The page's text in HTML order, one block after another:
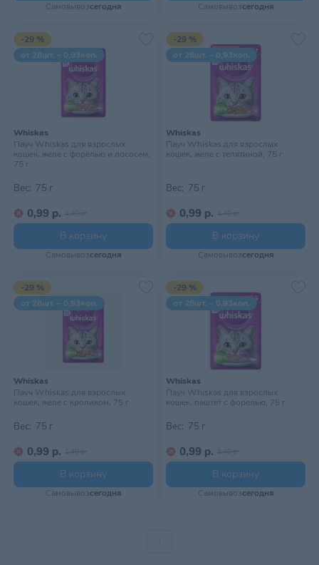
Самовывозсегодня Самовывозсегодня
-29 %
от 28шт. – 0,93коп.
Whiskas
Пауч Whiskas для взрослых
кошек, желе с форелью и лососем,
75 г
Вес: 75 г
0,99 р. 1,40 р.
В корзину
Самовывозсегодня
-29 %
от 28шт. – 0,93коп.
Whiskas
Пауч Whiskas для взрослых
кошек, желе с телятиной, 75 г
Вес: 75 г
0,99 р. 1,40 р.
В корзину
Самовывозсегодня
-29 %
от 28шт. – 0,93коп.
Whiskas
Пауч Whiskas для взрослых
кошек, желе с кроликом, 75 г
Вес: 75 г
0,99 р. 1,40 р.
В корзину
Самовывозсегодня
-29 %
от 28шт. – 0,93коп.
Whiskas
Пауч Whiskas для взрослых
кошек, паштет с форелью, 75 г
Вес: 75 г
0,99 р. 1,40 р.
В корзину
Самовывозсегодня